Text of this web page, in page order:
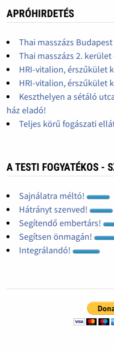
APRÓHIRDETÉS
Thai masszázs
Thai masszázs 2.
HRI-vitalion, érszűkület
HRI-vitalion, érszűkület
Keszthelyen a sétáló
ház eladó!
Teljes körű fogászati
A TESTI FOGYATÉKOS -
Sajnálatra méltó!
Hátrányt szenved!
Segítendő embertárs!
Segítsen önmagán!
Integrálandó!